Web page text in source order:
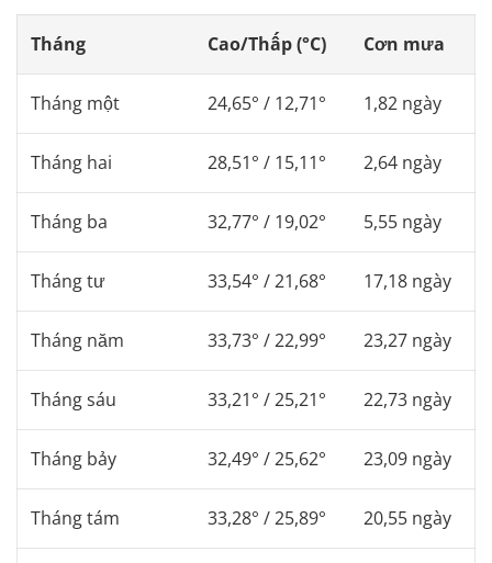
Tháng Cao/Thấp (°C) Cơn mưa
Tháng một 24,65° / 12,71° 1,82 ngày
Tháng hai 28,51° / 15,11° 2,64 ngày
Tháng ba 32,77° / 19,02° 5,55 ngày
Tháng tư 33,54° / 21,68° 17,18 ngày
Tháng năm 33,73° / 22,99° 23,27 ngày
Tháng sáu 33,21° / 25,21° 22,73 ngày
Tháng bảy 32,49° / 25,62° 23,09 ngày
Tháng tám 33,28° / 25,89° 20,55 ngày